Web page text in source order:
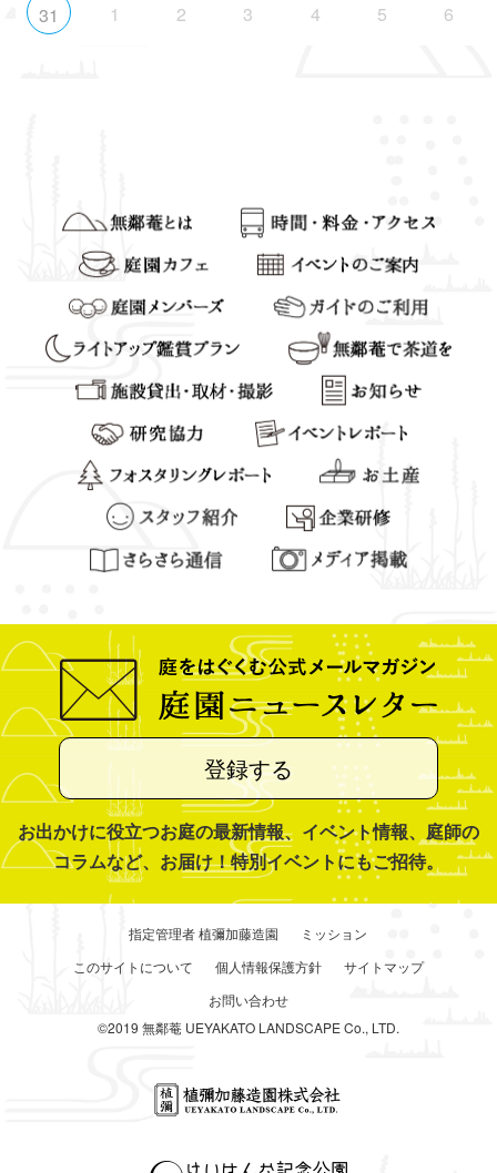
31 1 2 3 4 5 6
登録する
お出かけに役立つお庭の最新情報、イベント情報、庭師の
コラムなど、お届け！特別イベントにもご招待。
指定管理者 植彌加藤造園
ミッション
このサイトについて
個人情報保護方針
サイトマップ
お問い合わせ
©2019 無鄰菴 UEYAKATO LANDSCAPE Co., LTD.